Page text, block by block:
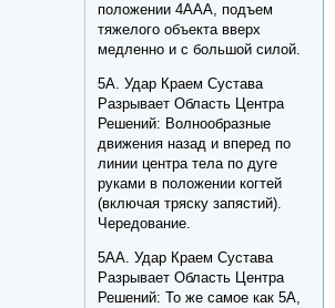
положении 4AAA, подъем
тяжелого объекта вверх
медленно и с большой силой.
5A. Удар Краем Сустава
Разрывает Область Центра
Решений: Волнообразные
движения назад и вперед по
линии центра тела по дуге
руками в положении когтей
(включая тряску запястий).
Чередование.
5AA. Удар Краем Сустава
Разрывает Область Центра
Решений: То же самое как 5A,